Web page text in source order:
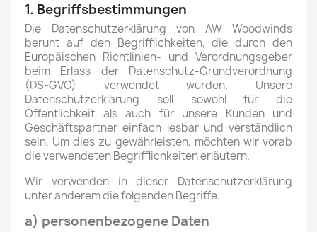
1. Begriffsbestimmungen
Die Datenschutzerklärung von AW Woodwinds
beruht auf den Begrifflichkeiten, die durch den
Europäischen Richtlinien- und Verordnungsgeber
beim Erlass der Datenschutz-Grundverordnung
(DS-GVO) verwendet wurden. Unsere
Datenschutzerklärung soll sowohl für die
Öffentlichkeit als auch für unsere Kunden und
Geschäftspartner einfach lesbar und verständlich
sein. Um dies zu gewährleisten, möchten wir vorab
die verwendeten Begrifflichkeiten erläutern.
Wir verwenden in dieser Datenschutzerklärung
unter anderem die folgenden Begriffe:
a) personenbezogene Daten